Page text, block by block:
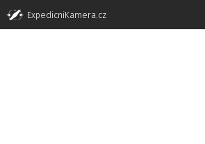
ExpedicniKamera.cz